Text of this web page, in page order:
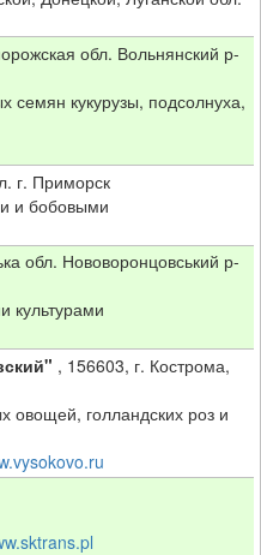
обл. Вольнянский р-
семян кукурузы, подсолнуха,
г. Приморск
и бобовыми
обл. Нововоронцовський р-
культурами
, 156603, г. Кострома,
овощей, голландских роз и